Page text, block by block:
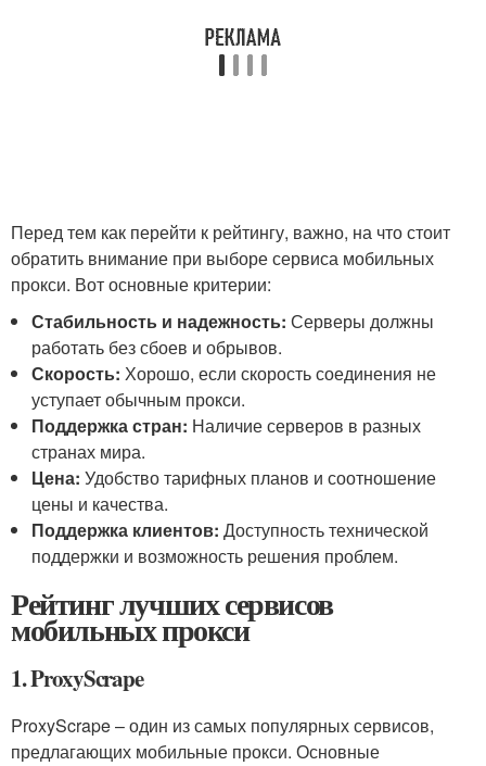
Перед тем как перейти к рейтингу, важно, на что стоит
обратить внимание при выборе сервиса мобильных
прокси. Вот основные критерии:
Стабильность и надежность: Серверы должны
работать без сбоев и обрывов.
Скорость: Хорошо, если скорость соединения не
уступает обычным прокси.
Поддержка стран: Наличие серверов в разных
странах мира.
Цена: Удобство тарифных планов и соотношение
цены и качества.
Поддержка клиентов: Доступность технической
поддержки и возможность решения проблем.
Рейтинг лучших сервисов
мобильных прокси
1. ProxyScrape
ProxyScrape – один из самых популярных сервисов,
предлагающих мобильные прокси. Основные